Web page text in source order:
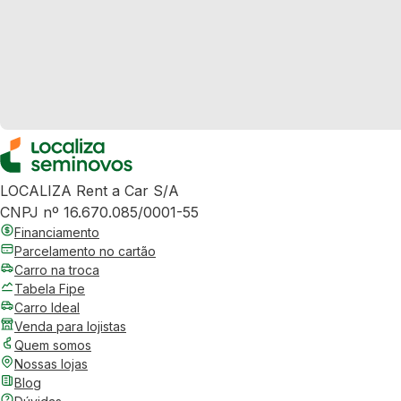
LOCALIZA Rent a Car S/A
CNPJ nº 16.670.085/0001-55
Financiamento
Parcelamento no cartão
Carro na troca
Tabela Fipe
Carro Ideal
Venda para lojistas
Quem somos
Nossas lojas
Blog